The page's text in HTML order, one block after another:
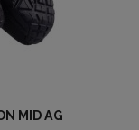
MID AG